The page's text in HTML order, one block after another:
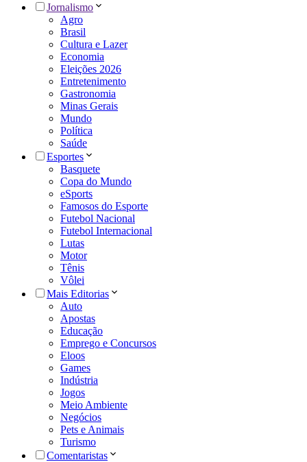
Jornalismo
Agro
Brasil
Cultura e Lazer
Economia
Eleições 2026
Entretenimento
Gastronomia
Minas Gerais
Mundo
Política
Saúde
Esportes
Basquete
Copa do Mundo
eSports
Famosos do Esporte
Futebol Nacional
Futebol Internacional
Lutas
Motor
Tênis
Vôlei
Mais Editorias
Auto
Apostas
Educação
Emprego e Concursos
Eloos
Games
Indústria
Jogos
Meio Ambiente
Negócios
Pets e Animais
Turismo
Comentaristas